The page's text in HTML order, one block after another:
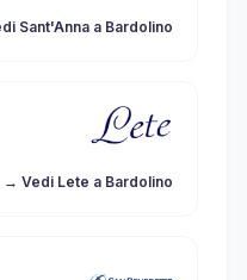
Sant'Anna a Bardolino
→ Vedi Lete a Bardolino